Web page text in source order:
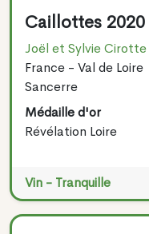
Caillottes 2020
Joël et Sylvie Cirotte
France - Val de Loire
Sancerre
Médaille d'or
Révélation Loire
Vin - Tranquille